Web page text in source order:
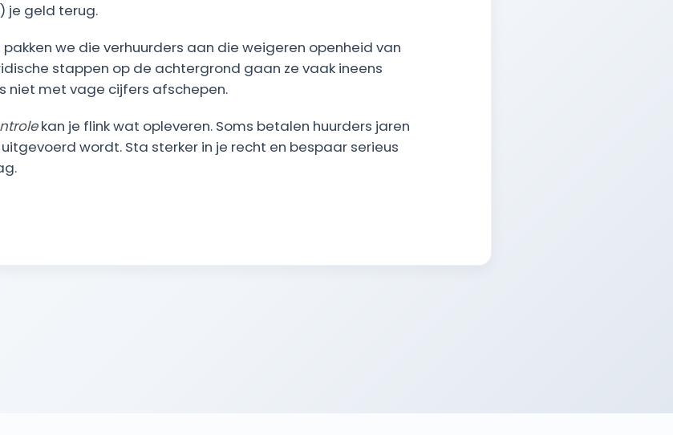
je geld terug.
pakken we die verhuurders aan die weigeren openheid van
stappen op de achtergrond gaan ze vaak ineens
niet met vage cijfers afschepen.
kan je flink wat opleveren. Soms betalen huurders jaren
wordt. Sta sterker in je recht en bespaar serieus